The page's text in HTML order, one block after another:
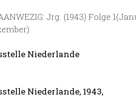
Jrg. (1943) Folge
Niederlande
Niederlande, 1943,